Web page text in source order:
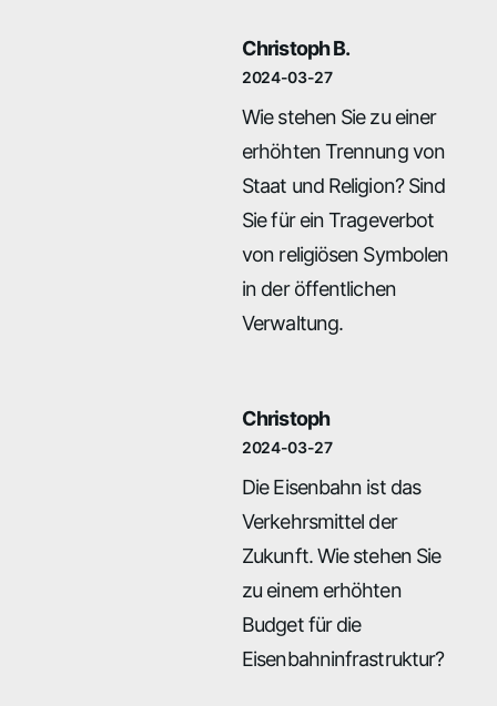
Christoph B.
2024-03-27
Wie stehen Sie zu einer
erhöhten Trennung von
Staat und Religion? Sind
Sie für ein Trageverbot
von religiösen Symbolen
in der öffentlichen
Verwaltung.
Christoph
2024-03-27
Die Eisenbahn ist das
Verkehrsmittel der
Zukunft. Wie stehen Sie
zu einem erhöhten
Budget für die
Eisenbahninfrastruktur?